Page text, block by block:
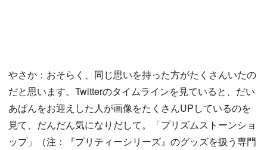
やさか：おそらく、同じ思いを持った方がたくさんいたの
だと思います。Twitterのタイムラインを見ていると、だい
あぱんをお迎えした人が画像をたくさんUPしているのを
見て、だんだん気になりだして。「プリズムストーンショ
ップ」（注：『プリティーシリーズ』のグッズを扱う専門